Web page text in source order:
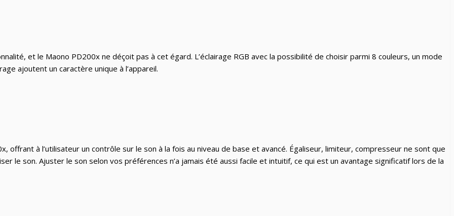
et le Maono PD200x ne déçoit pas à cet égard. L’éclairage RGB avec la possibilité de choisir parmi 8 couleurs, un mode
ajoutent un caractère unique à l’appareil.
offrant à l’utilisateur un contrôle sur le son à la fois au niveau de base et avancé. Égaliseur, limiteur, compresseur ne sont que
le son. Ajuster le son selon vos préférences n’a jamais été aussi facile et intuitif, ce qui est un avantage significatif lors de la